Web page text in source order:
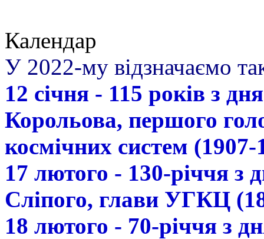
Календар
У 2022-му відзначаємо
12 січня - 115 років з
Корольова, першого
космічних систем (1907-
17 лютого - 130-річчя з
Сліпого, глави УГКЦ
18 лютого - 70-річчя з